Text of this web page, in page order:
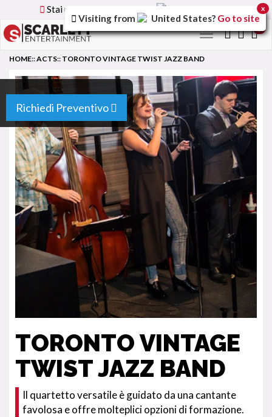
Stai utilizzando la versione
Toggle
Richiedi Preventivo
HOME::ACTS:: TORONTO VINTAGE TWIST JAZZ BAND
TORONTO VINTAGE
TWIST JAZZ BAND
Il quartetto versatile è guidato da una cantante
favolosa e offre molteplici opzioni di formazione.
Visiting from United States? Go to site
x